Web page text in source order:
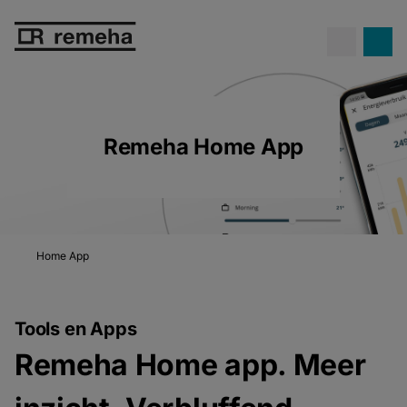
besparen met een hybride
warmtepomp.
Meer info
Remeha Home App
Home App
Tools en Apps
Remeha Home app. Meer